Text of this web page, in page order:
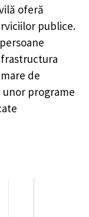
oferă
publice.
de
unor programe